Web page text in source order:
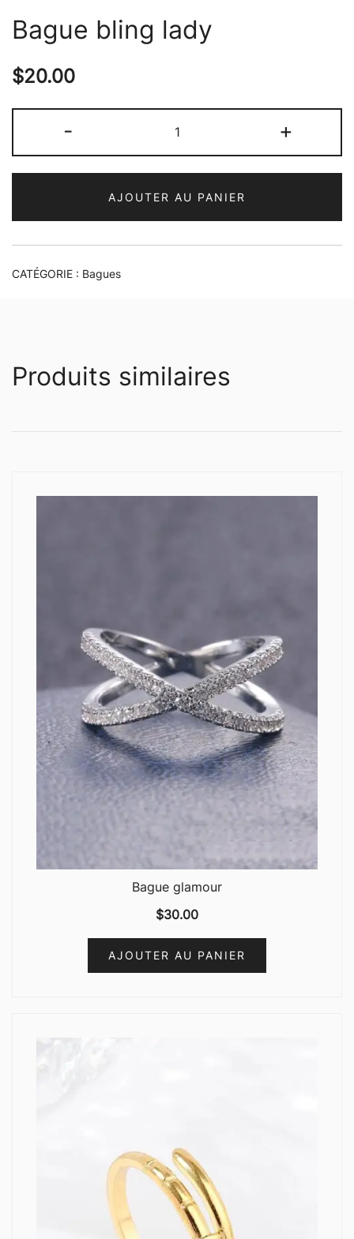
Bague bling lady
$20.00
-
de
Bague
lady
+
AJOUTER AU PANIER
CATÉGORIE : Bagues
Produits similaires
Bague glamour
$30.00
AJOUTER AU PANIER